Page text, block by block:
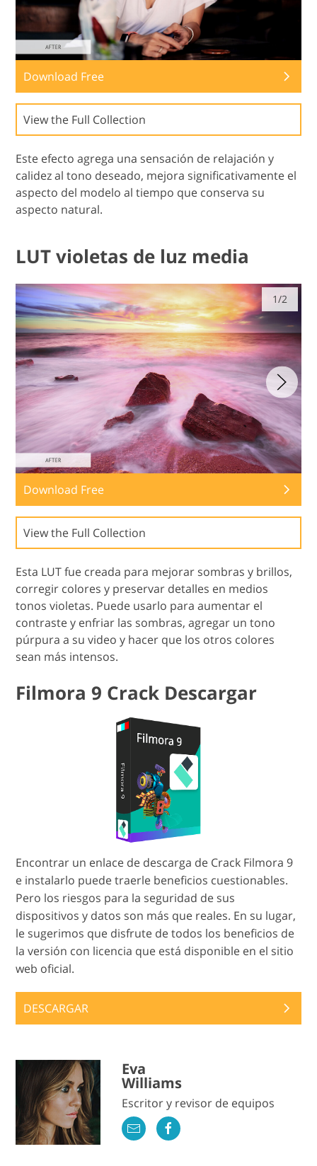
Download Free
View the Full Collection
Este efecto agrega una sensación de relajación y
calidez al tono deseado, mejora significativamente el
aspecto del modelo al tiempo que conserva su
aspecto natural.
LUT violetas de luz media
1/2
Download Free
View the Full Collection
Esta LUT fue creada para mejorar sombras y brillos,
corregir colores y preservar detalles en medios
tonos violetas. Puede usarlo para aumentar el
contraste y enfriar las sombras, agregar un tono
púrpura a su video y hacer que los otros colores
sean más intensos.
Filmora 9 Crack Descargar
Encontrar un enlace de descarga de Crack Filmora 9
e instalarlo puede traerle beneficios cuestionables.
Pero los riesgos para la seguridad de sus
dispositivos y datos son más que reales. En su lugar,
le sugerimos que disfrute de todos los beneficios de
la versión con licencia que está disponible en el sitio
web oficial.
DESCARGAR
Eva
Williams
Escritor y revisor de equipos